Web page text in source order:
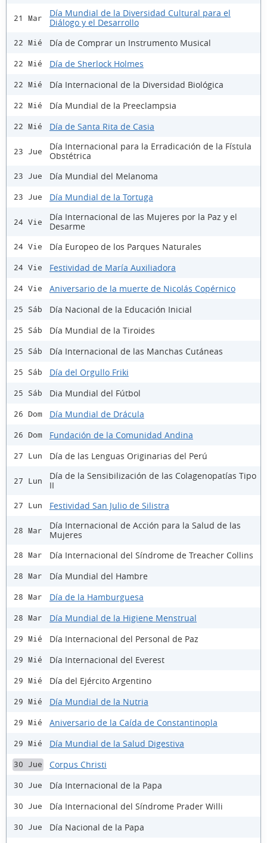
21 Mar
Día Mundial de la Diversidad Cultural para el
Diálogo y el Desarrollo
22 Mié Día de Comprar un Instrumento Musical
22 Mié Día de Sherlock Holmes
22 Mié Día Internacional de la Diversidad Biológica
22 Mié Día Mundial de la Preeclampsia
22 Mié Día de Santa Rita de Casia
23 Jue
Día Internacional para la Erradicación de la Fístula
Obstétrica
23 Jue Día Mundial del Melanoma
23 Jue Día Mundial de la Tortuga
24 Vie
Día Internacional de las Mujeres por la Paz y el
Desarme
24 Vie Día Europeo de los Parques Naturales
24 Vie Festividad de María Auxiliadora
24 Vie Aniversario de la muerte de Nicolás Copérnico
25 Sáb Día Nacional de la Educación Inicial
25 Sáb Día Mundial de la Tiroides
25 Sáb Día Internacional de las Manchas Cutáneas
25 Sáb Día del Orgullo Friki
25 Sáb Dia Mundial del Fútbol
26 Dom Día Mundial de Drácula
26 Dom Fundación de la Comunidad Andina
27 Lun Día de las Lenguas Originarias del Perú
27 Lun
Día de la Sensibilización de las Colagenopatías Tipo
II
27 Lun Festividad San Julio de Silistra
28 Mar
Día Internacional de Acción para la Salud de las
Mujeres
28 Mar Día Internacional del Síndrome de Treacher Collins
28 Mar Día Mundial del Hambre
28 Mar Día de la Hamburguesa
28 Mar Día Mundial de la Higiene Menstrual
29 Mié Día Internacional del Personal de Paz
29 Mié Día Internacional del Everest
29 Mié Día del Ejército Argentino
29 Mié Día Mundial de la Nutria
29 Mié Aniversario de la Caída de Constantinopla
29 Mié Día Mundial de la Salud Digestiva
30 Jue Corpus Christi
30 Jue Día Internacional de la Papa
30 Jue Día Internacional del Síndrome Prader Willi
30 Jue
Día Nacional de la Papa